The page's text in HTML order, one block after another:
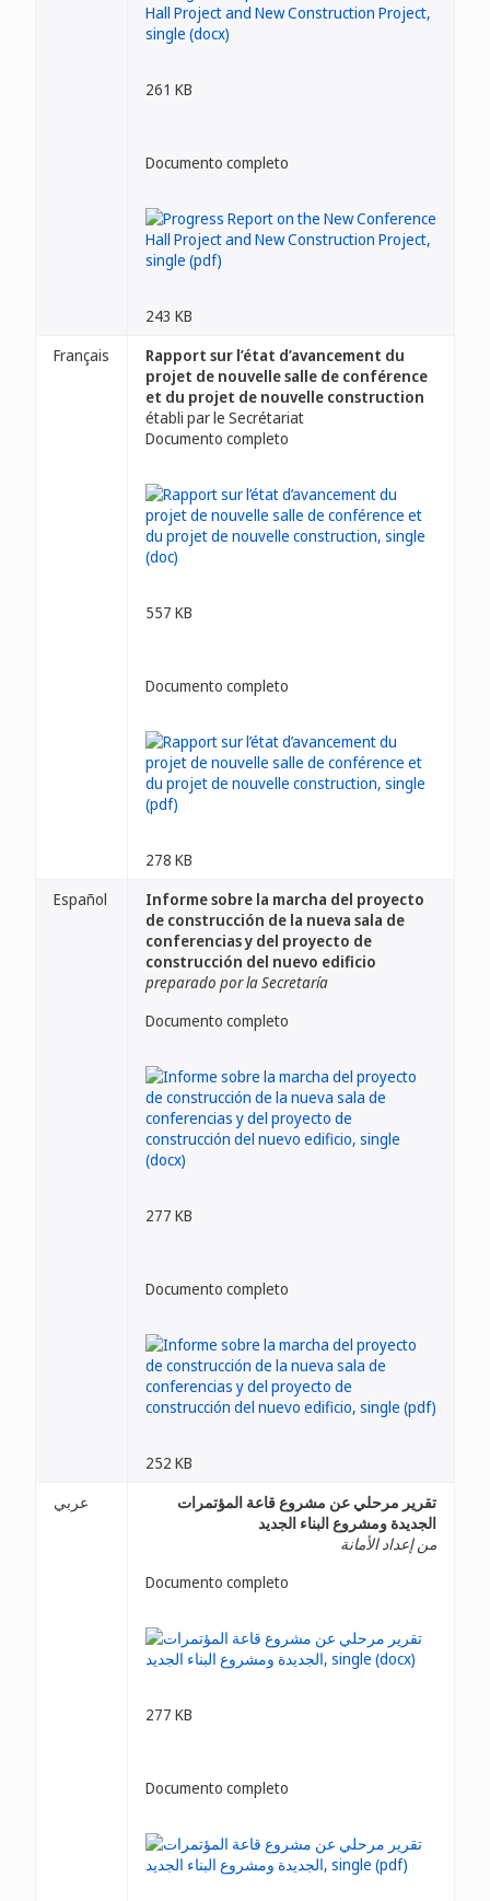
261 KB
Documento completo
243 KB
Français
Rapport sur l’état d’avancement du
projet de nouvelle salle de conférence
et du projet de nouvelle construction
établi par le Secrétariat
Documento completo
557 KB
Documento completo
278 KB
Español
Informe sobre la marcha del proyecto
de construcción de la nueva sala de
conferencias y del proyecto de
construcción del nuevo edificio
preparado por la Secretaría
Documento completo
277 KB
Documento completo
252 KB
عربي
تقرير مرحلي عن مشروع قاعة المؤتمرات
الجديدة ومشروع البناء الجديد
من إعداد الأمانة
Documento completo
277 KB
Documento completo